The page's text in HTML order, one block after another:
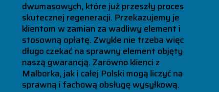
dwumasowych, które już przeszły proces
skutecznej regeneracji. Przekazujemy je
klientom w zamian za wadliwy element i
stosowną opłatę. Zwykle nie trzeba więc
długo czekać na sprawny element objęty
naszą gwarancją. Zarówno klienci z
Malborka, jak i całej Polski mogą liczyć na
sprawną i fachową obsługę wysyłkową.